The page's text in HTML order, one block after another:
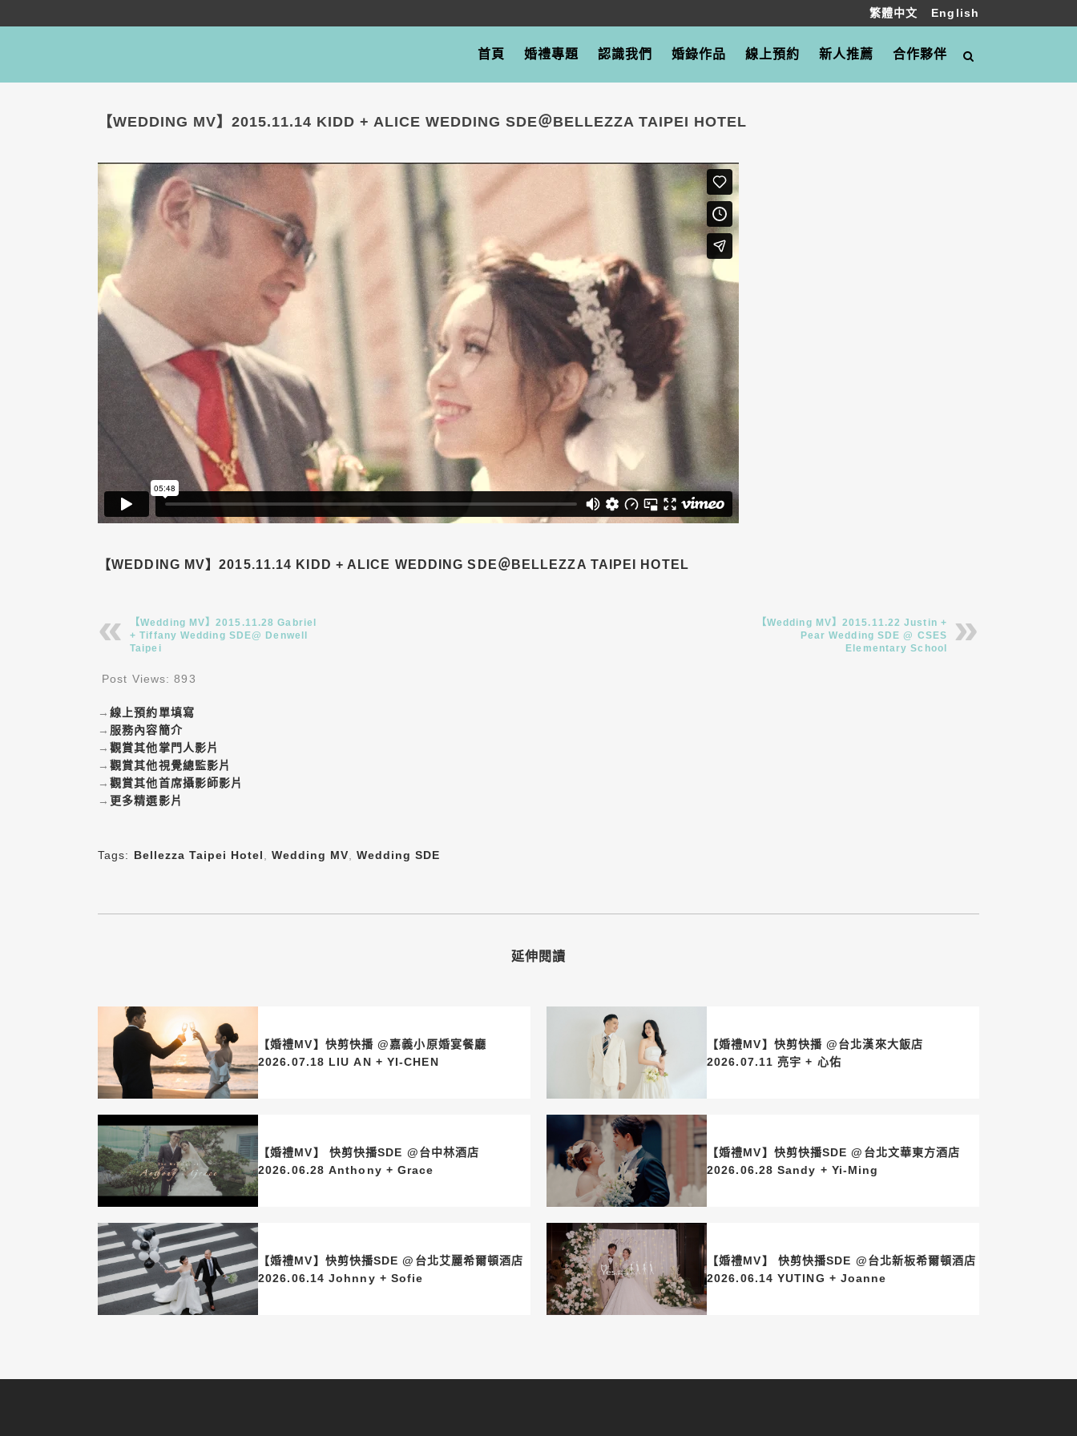
繁體中文 English
首頁 婚禮專題 認識我們 婚錄作品 線上預約 新人推薦 合作夥伴
【WEDDING MV】2015.11.14 KIDD + ALICE WEDDING SDE＠BELLEZZA TAIPEI HOTEL
【WEDDING MV】2015.11.14 KIDD + ALICE WEDDING SDE＠BELLEZZA TAIPEI HOTEL
【Wedding MV】2015.11.28 Gabriel
+ Tiffany Wedding SDE@ Denwell
Taipei
【Wedding MV】2015.11.22 Justin +
Pear Wedding SDE @ CSES
Elementary School
Post Views: 893
→線上預約單填寫
→ 服務內容簡介
→觀賞其他掌門人影片
→觀賞其他視覺總監影片
→觀賞其他首席攝影師影片
→ 更多精選影片
Tags: Bellezza Taipei Hotel Wedding MV ,Wedding SDE
延伸閱讀
【婚禮MV】快剪快播 @嘉義小原婚宴餐廳
2026.07.18 LIU AN + YI-CHEN
【婚禮MV】快剪快播 @台北漢來大飯店
2026.07.11 亮宇 + 心佑
【婚禮MV】 快剪快播SDE @台中林酒店
2026.06.28 Anthony + Grace
【婚禮MV】快剪快播SDE @台北文華東方酒店
2026.06.28 Sandy + Yi-Ming
【婚禮MV】快剪快播SDE @台北艾麗希爾頓酒店
2026.06.14 Johnny + Sofie
【婚禮MV】 快剪快播SDE @台北新板希爾頓酒店
2026.06.14 YUTING + Joanne